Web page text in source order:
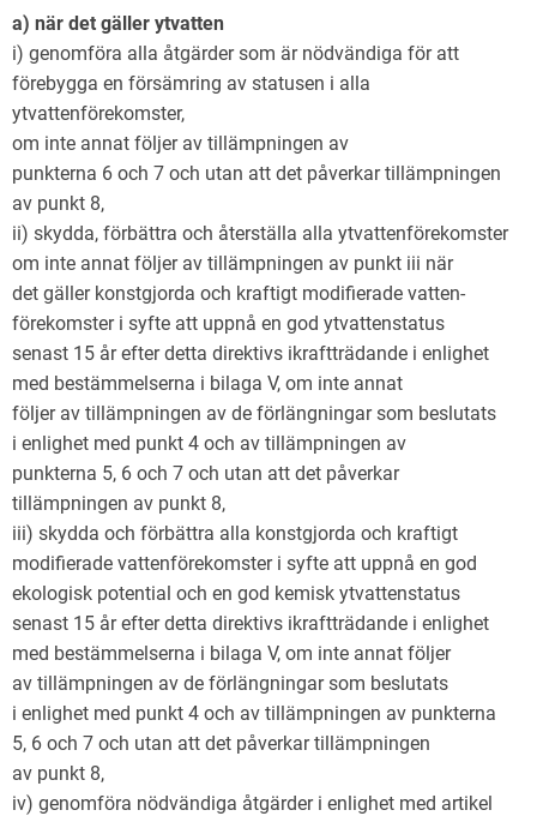
a) när det gäller ytvatten
i) genomföra alla åtgärder som är nödvändiga för att
förebygga en försämring av statusen i alla
ytvattenförekomster,
om inte annat följer av tillämpningen av
punkterna 6 och 7 och utan att det påverkar tillämpningen
av punkt 8,
ii) skydda, förbättra och återställa alla ytvattenförekomster
om inte annat följer av tillämpningen av punkt iii när
det gäller konstgjorda och kraftigt modifierade vatten-
förekomster i syfte att uppnå en god ytvattenstatus
senast 15 år efter detta direktivs ikraftträdande i enlighet
med bestämmelserna i bilaga V, om inte annat
följer av tillämpningen av de förlängningar som beslutats
i enlighet med punkt 4 och av tillämpningen av
punkterna 5, 6 och 7 och utan att det påverkar
tillämpningen av punkt 8,
iii) skydda och förbättra alla konstgjorda och kraftigt
modifierade vattenförekomster i syfte att uppnå en god
ekologisk potential och en god kemisk ytvattenstatus
senast 15 år efter detta direktivs ikraftträdande i enlighet
med bestämmelserna i bilaga V, om inte annat följer
av tillämpningen av de förlängningar som beslutats
i enlighet med punkt 4 och av tillämpningen av punkterna
5, 6 och 7 och utan att det påverkar tillämpningen
av punkt 8,
iv) genomföra nödvändiga åtgärder i enlighet med artikel